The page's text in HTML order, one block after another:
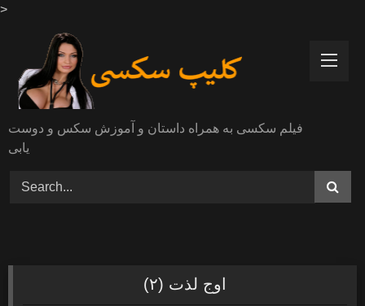
>
content
فیلم سکسی به همراه داستان و آموزش سکس و دوست
یابی
اوج لذت (۲)